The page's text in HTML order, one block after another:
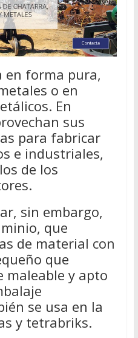
en forma pura,
o en
En
sus
para fabricar
e industriales,
de los
sin embargo,
que
de material con
que
maleable y apto
se usa en la
y tetrabriks.